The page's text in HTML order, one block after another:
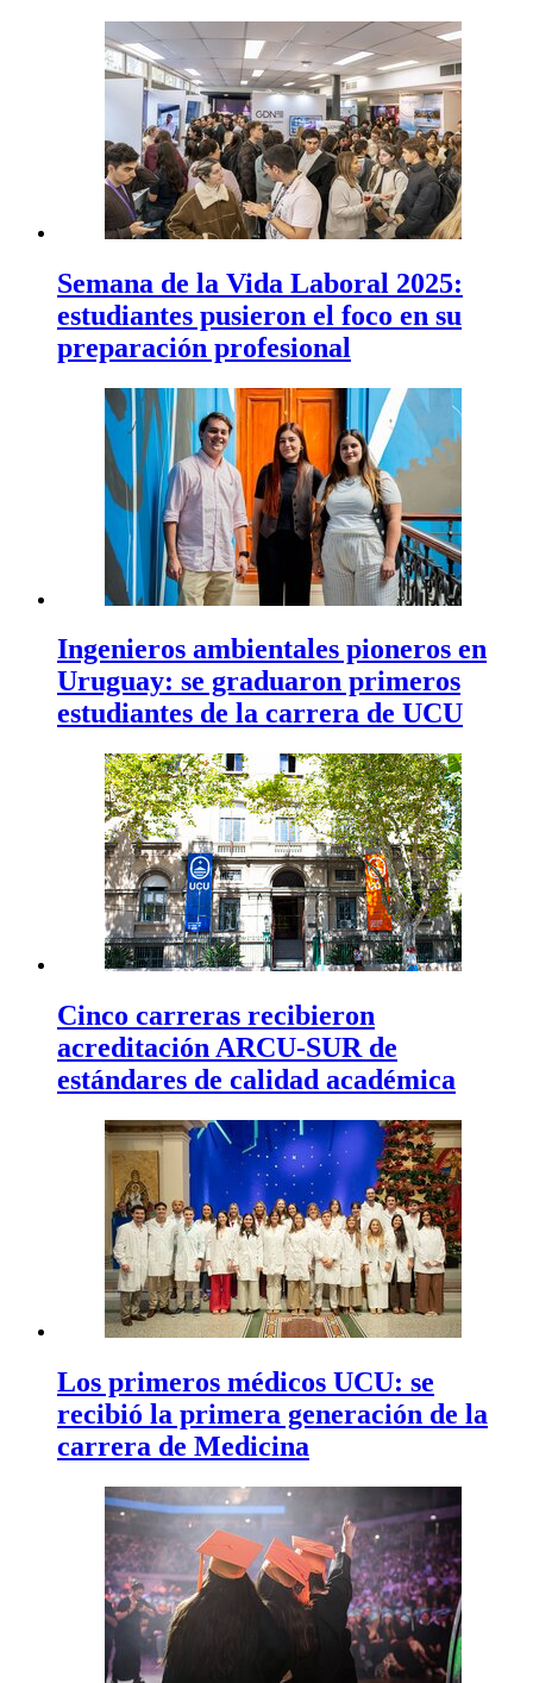
Semana de la Vida Laboral 2025:
estudiantes pusieron el foco en su
preparación profesional
Ingenieros ambientales pioneros en
Uruguay: se graduaron primeros
estudiantes de la carrera de UCU
Cinco carreras recibieron
acreditación ARCU-SUR de
estándares de calidad académica
Los primeros médicos UCU: se
recibió la primera generación de la
carrera de Medicina